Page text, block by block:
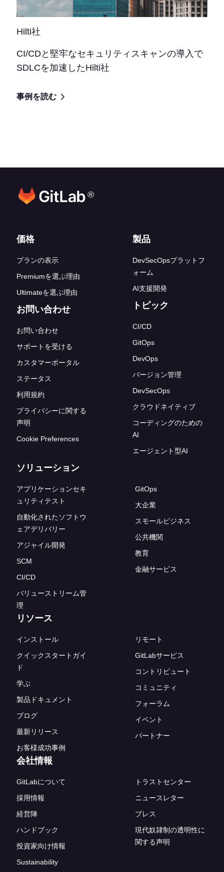
Hilti社
CI/CDと堅牢なセキュリティスキャンの導入で
SDLCを加速したHilti社
事例を読む
®
フッターリンク
価格
プランの表示
Premiumを選ぶ理由
Ultimateを選ぶ理由
お問い合わせ
お問い合わせ
サポートを受ける
カスタマーポータル
ステータス
利用規約
プライバシーに関する
声明
Cookie Preferences
製品
DevSecOpsプラットフ
ォーム
AI支援開発
トピック
CI/CD
GitOps
DevOps
バージョン管理
DevSecOps
クラウドネイティブ
コーディングのための
AI
エージェント型AI
ソリューション
アプリケーションセキ
ュリティテスト
自動化されたソフトウ
ェアデリバリー
アジャイル開発
SCM
CI/CD
バリューストリーム管
理
GitOps
大企業
スモールビジネス
公共機関
教育
金融サービス
リソース
インストール
クイックスタートガイ
ド
学ぶ
製品ドキュメント
ブログ
最新リリース
お客様成功事例
リモート
GitLabサービス
コントリビュート
コミュニティ
フォーラム
イベント
パートナー
会社情報
GitLabについて
採用情報
経営陣
ハンドブック
投資家向け情報
Sustainability
トラストセンター
ニュースレター
プレス
現代奴隷制の透明性に
関する声明